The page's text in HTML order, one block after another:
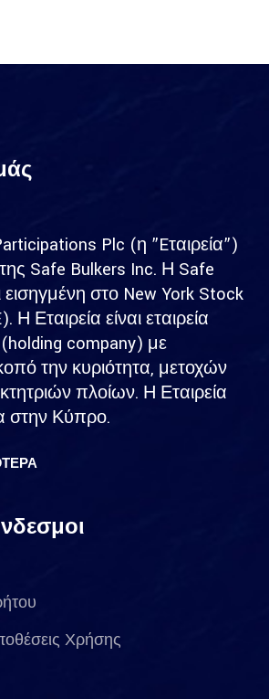
Plc (η ”Eταιρεία”)
της Safe Bulkers Inc. Η Safe
εισηγμένη στο New York Stock
Η Εταιρεία είναι εταιρεία
company) με
την κυριότητα, μετοχών
πλοίων. Η Εταιρεία
στην Κύπρο.
Χρήσης